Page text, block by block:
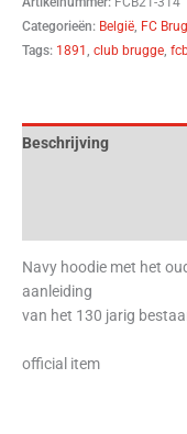
Categorieën: België, FC
Tags: 1891 , club brugge,
Beschrijving
Navy hoodie met het
aanleiding
van het 130 jarig
official item